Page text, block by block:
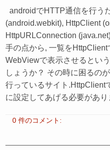
androidでHTTP通信を行う
(android.webkit), HttpClient
HttpURLConnection
手の点から, 一覧を
WebViewで表示させるとい
しょうか？ その時に困るの
行っているサイト.HttpClient
に設定してあげる必要があり
0 件のコメント: